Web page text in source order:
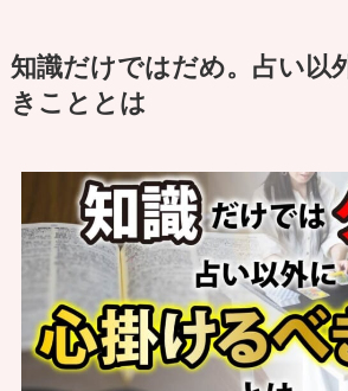
知識だけではだめ。占い以
きこととは